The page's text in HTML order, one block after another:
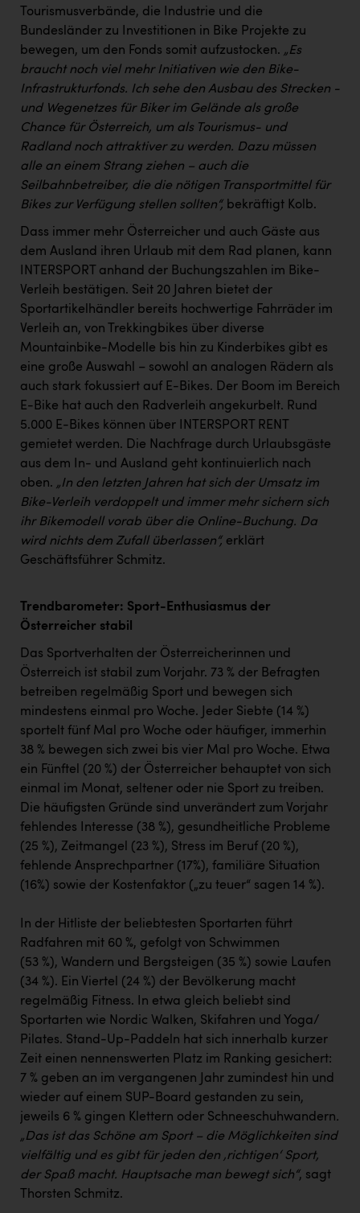
Tourismusverbände, die Industrie und die
Bundesländer zu Investitionen in Bike Projekte zu
bewegen, um den Fonds somit aufzustocken. „Es
braucht noch viel mehr Initiativen wie den Bike-
Infrastrukturfonds. Ich sehe den Ausbau des Strecken -
und Wegenetzes für Biker im Gelände als große
Chance für Österreich, um als Tourismus- und
Radland noch attraktiver zu werden. Dazu müssen
alle an einem Strang ziehen – auch die
Seilbahnbetreiber, die die nötigen Transportmittel für
Bikes zur Verfügung stellen sollten“, bekräftigt Kolb.
Dass immer mehr Österreicher und auch Gäste aus
dem Ausland ihren Urlaub mit dem Rad planen, kann
INTERSPORT anhand der Buchungszahlen im Bike-
Verleih bestätigen. Seit 20 Jahren bietet der
Sportartikelhändler bereits hochwertige Fahrräder im
Verleih an, von Trekkingbikes über diverse
Mountainbike-Modelle bis hin zu Kinderbikes gibt es
eine große Auswahl – sowohl an analogen Rädern als
auch stark fokussiert auf E-Bikes. Der Boom im Bereich
E-Bike hat auch den Radverleih angekurbelt. Rund
5.000 E-Bikes können über INTERSPORT RENT
gemietet werden. Die Nachfrage durch Urlaubsgäste
aus dem In- und Ausland geht kontinuierlich nach
oben. „In den letzten Jahren hat sich der Umsatz im
Bike-Verleih verdoppelt und immer mehr sichern sich
ihr Bikemodell vorab über die Online-Buchung. Da
wird nichts dem Zufall überlassen“, erklärt
Geschäftsführer Schmitz.
Trendbarometer: Sport-Enthusiasmus der
Österreicher stabil
Das Sportverhalten der Österreicherinnen und
Österreich ist stabil zum Vorjahr. 73 % der Befragten
betreiben regelmäßig Sport und bewegen sich
mindestens einmal pro Woche. Jeder Siebte (14 %)
sportelt fünf Mal pro Woche oder häufiger, immerhin
38 % bewegen sich zwei bis vier Mal pro Woche. Etwa
ein Fünftel (20 %) der Österreicher behauptet von sich
einmal im Monat, seltener oder nie Sport zu treiben.
Die häufigsten Gründe sind unverändert zum Vorjahr
fehlendes Interesse (38 %), gesundheitliche Probleme
(25 %), Zeitmangel (23 %), Stress im Beruf (20 %),
fehlende Ansprechpartner (17%), familiäre Situation
(16%) sowie der Kostenfaktor („zu teuer“ sagen 14 %).
In der Hitliste der beliebtesten Sportarten führt
Radfahren mit 60 %, gefolgt von Schwimmen
(53 %), Wandern und Bergsteigen (35 %) sowie Laufen
(34 %). Ein Viertel (24 %) der Bevölkerung macht
regelmäßig Fitness. In etwa gleich beliebt sind
Sportarten wie Nordic Walken, Skifahren und Yoga/
Pilates. Stand-Up-Paddeln hat sich innerhalb kurzer
Zeit einen nennenswerten Platz im Ranking gesichert:
7 % geben an im vergangenen Jahr zumindest hin und
wieder auf einem SUP-Board gestanden zu sein,
jeweils 6 % gingen Klettern oder Schneeschuhwandern.
„Das ist das Schöne am Sport – die Möglichkeiten sind
vielfältig und es gibt für jeden den ‚richtigen‘ Sport,
der Spaß macht. Hauptsache man bewegt sich“, sagt
Thorsten Schmitz.